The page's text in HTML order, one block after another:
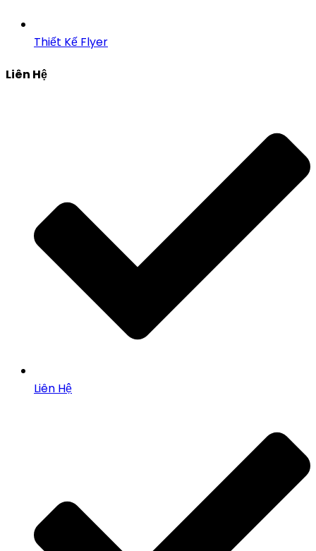
Thiết Kế Flyer
Liên Hệ
Liên Hệ